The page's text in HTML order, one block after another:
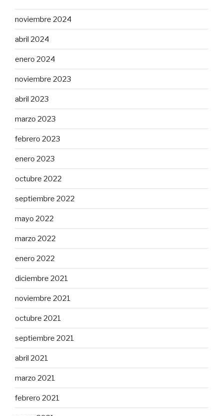
noviembre 2024
abril 2024
enero 2024
noviembre 2023
abril 2023
marzo 2023
febrero 2023
enero 2023
octubre 2022
septiembre 2022
mayo 2022
marzo 2022
enero 2022
diciembre 2021
noviembre 2021
octubre 2021
septiembre 2021
abril 2021
marzo 2021
febrero 2021